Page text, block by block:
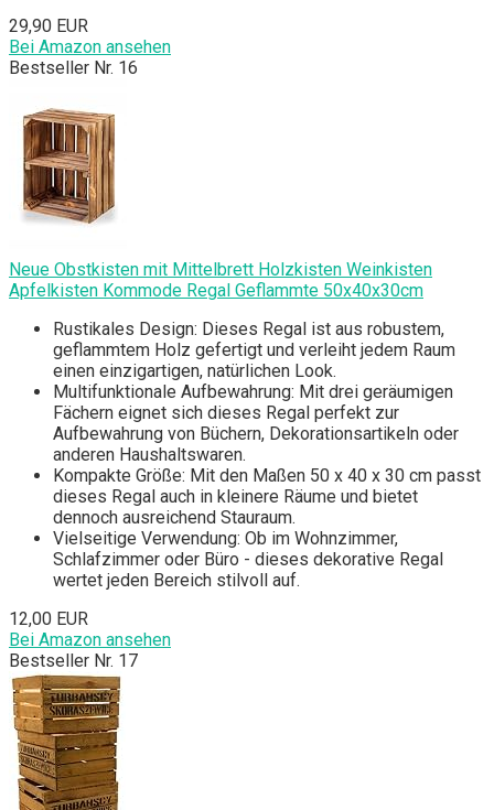
29,90 EUR
Bei Amazon ansehen
Bestseller Nr. 16
Neue Obstkisten mit Mittelbrett Holzkisten Weinkisten
Apfelkisten Kommode Regal Geflammte 50x40x30cm
Rustikales Design: Dieses Regal ist aus robustem,
geflammtem Holz gefertigt und verleiht jedem Raum
einen einzigartigen, natürlichen Look.
Multifunktionale Aufbewahrung: Mit drei geräumigen
Fächern eignet sich dieses Regal perfekt zur
Aufbewahrung von Büchern, Dekorationsartikeln oder
anderen Haushaltswaren.
Kompakte Größe: Mit den Maßen 50 x 40 x 30 cm passt
dieses Regal auch in kleinere Räume und bietet
dennoch ausreichend Stauraum.
Vielseitige Verwendung: Ob im Wohnzimmer,
Schlafzimmer oder Büro - dieses dekorative Regal
wertet jeden Bereich stilvoll auf.
12,00 EUR
Bei Amazon ansehen
Bestseller Nr. 17